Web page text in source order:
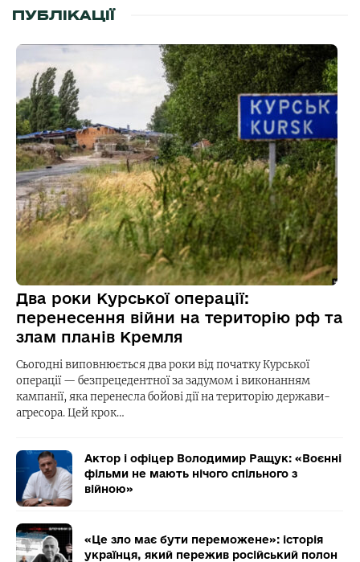
ПУБЛІКАЦІЇ
Два роки Курської операції:
перенесення війни на територію рф та
злам планів Кремля
Сьогодні виповнюється два роки від початку Курської
операції — безпрецедентної за задумом і виконанням
кампанії, яка перенесла бойові дії на територію держави-
агресора. Цей крок…
Актор і офіцер Володимир Ращук: «Воєнні
фільми не мають нічого спільного з
війною»
«Це зло має бути переможене»: історія
українця, який пережив російський полон